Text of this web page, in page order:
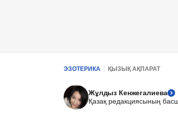
ЭЗОТЕРИКА ҚЫЗЫҚ АҚПАРАТ
Жұлдыз Кенжегалиева
Қазақ редакциясының